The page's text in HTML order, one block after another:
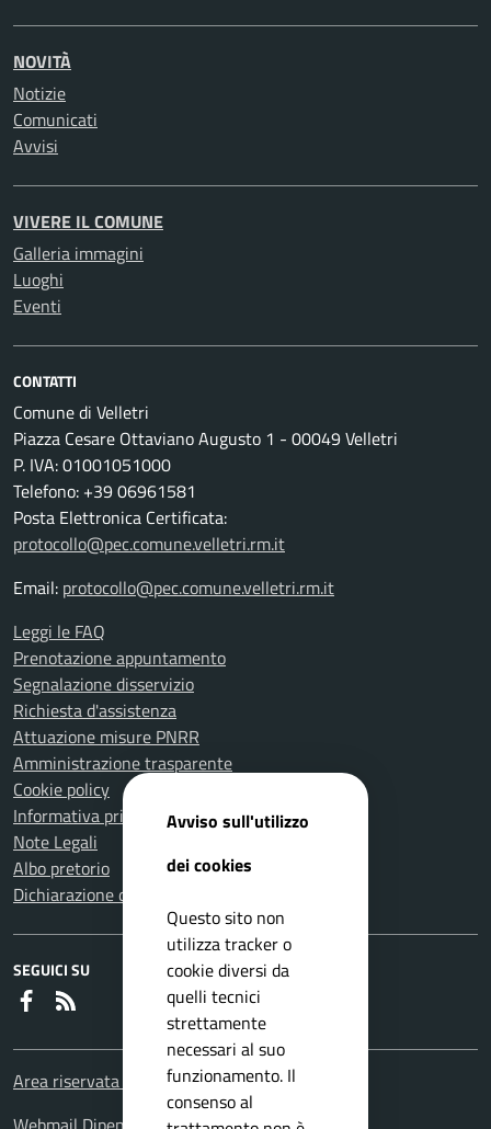
NOVITÀ
Notizie
Comunicati
Avvisi
VIVERE IL COMUNE
Galleria immagini
Luoghi
Eventi
CONTATTI
Comune di Velletri
Piazza Cesare Ottaviano Augusto 1 - 00049 Velletri
P. IVA: 01001051000
Telefono: +39 06961581
Posta Elettronica Certificata:
protocollo@pec.comune.velletri.rm.it
Email: protocollo@pec.comune.velletri.rm.it
Leggi le FAQ
Prenotazione appuntamento
Segnalazione disservizio
Richiesta d'assistenza
Attuazione misure PNRR
Amministrazione trasparente
Cookie policy
Informativa privacy
Note Legali
Albo pretorio
Dichiarazione di accessibilità
SEGUICI SU
Faceboook
Area riservata Dipendenti
Avviso sull'utilizzo
dei cookies
Questo sito non
utilizza tracker o
cookie diversi da
quelli tecnici
strettamente
necessari al suo
funzionamento. Il
consenso al